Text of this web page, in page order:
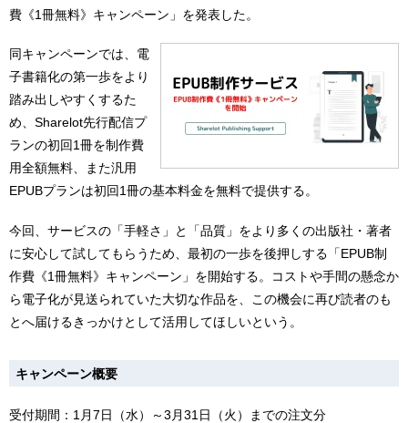
費《1冊無料》キャンペーン」を発表した。
同キャンペーンでは、電
子書籍化の第一歩をより
踏み出しやすくするた
め、Sharelot先行配信プ
ランの初回1冊を制作費
用全額無料、また汎用
EPUBプランは初回1冊の基本料金を無料で提供する。
今回、サービスの「手軽さ」と「品質」をより多くの出版社・著者
に安心して試してもらうため、最初の一歩を後押しする「EPUB制
作費《1冊無料》キャンペーン」を開始する。コストや手間の懸念か
ら電子化が見送られていた大切な作品を、この機会に再び読者のも
とへ届けるきっかけとして活用してほしいという。
キャンペーン概要
受付期間：1月7日（水）～3月31日（火）までの注文分